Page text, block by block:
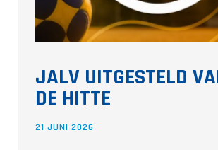
JALV UITGESTELD
DE HITTE
21 JUNI 2026